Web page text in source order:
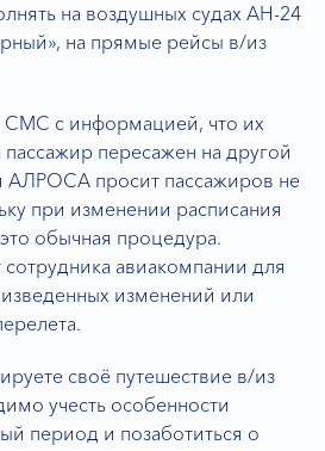
на воздушных судах АН-24
на прямые рейсы в/из
СМС с информацией, что их
пересажен на другой
АЛРОСА просит пассажиров не
при изменении расписания
обычная процедура.
авиакомпании для
изменений или
своё путешествие в/из
учесть особенности
период и позаботиться о